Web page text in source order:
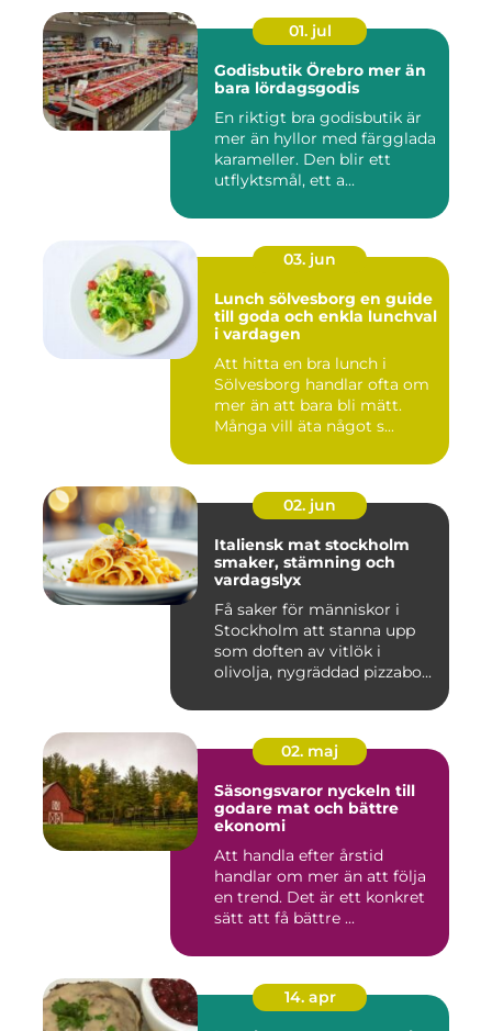
01. jul
Godisbutik Örebro mer än
bara lördagsgodis
En riktigt bra godisbutik är
mer än hyllor med färgglada
karameller. Den blir ett
utflyktsmål, ett a...
03. jun
Lunch sölvesborg en guide
till goda och enkla lunchval
i vardagen
Att hitta en bra lunch i
Sölvesborg handlar ofta om
mer än att bara bli mätt.
Många vill äta något s...
02. jun
Italiensk mat stockholm
smaker, stämning och
vardagslyx
Få saker för människor i
Stockholm att stanna upp
som doften av vitlök i
olivolja, nygräddad pizzabo...
02. maj
Säsongsvaror nyckeln till
godare mat och bättre
ekonomi
Att handla efter årstid
handlar om mer än att följa
en trend. Det är ett konkret
sätt att få bättre ...
14. apr